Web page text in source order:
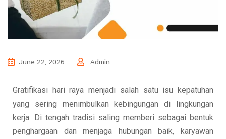
June 22, 2026 Admin
Gratifikasi hari raya menjadi salah satu isu kepatuhan
yang sering menimbulkan kebingungan di lingkungan
kerja. Di tengah tradisi saling memberi sebagai bentuk
penghargaan dan menjaga hubungan baik, karyawan